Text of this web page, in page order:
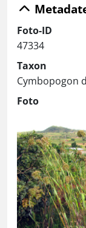
Foto-ID
47334
Taxon
Cymbopogon
Foto